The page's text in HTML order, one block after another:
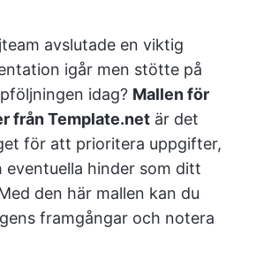
avslutade en viktig
igår men stötte på
idag? Mallen för
från Template.net är det
för att prioritera uppgifter,
eventuella hinder som ditt
den här mallen kan du
framgångar och notera